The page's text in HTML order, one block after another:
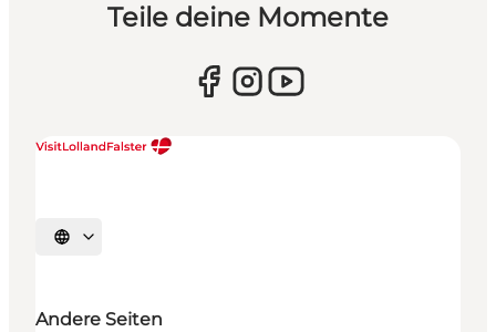
Teile deine Momente
Sprache auswählen
Andere Seiten